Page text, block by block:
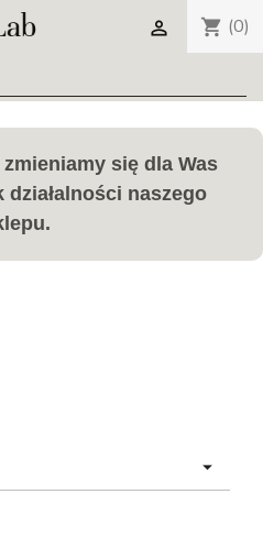
shopping_cart (0)

się dla Was
naszego
